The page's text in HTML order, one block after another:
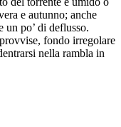
e autunno; anche
un po’ di deflusso.
fondo irregolare
nella rambla in